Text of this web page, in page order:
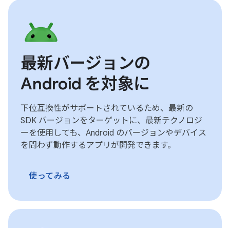
最新バージョンの
Android を対象に
下位互換性がサポートされているため、最新の
SDK バージョンをターゲットに、最新テクノロジ
ーを使用しても、Android のバージョンやデバイス
を問わず動作するアプリが開発できます。
使ってみる